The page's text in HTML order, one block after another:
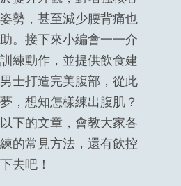
勢，甚至減少腰背痛也
。接下來小編會一一介
練動作，並提供飲食建
士打造完美腹部，從此
，想知怎樣練出腹肌？
下的文章，會教大家各
的常見方法，還有飲控
去吧！